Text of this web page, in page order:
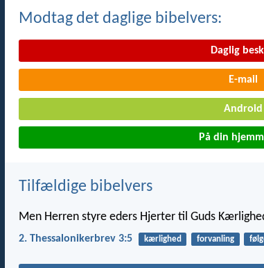
Modtag det daglige bibelvers:
Daglig
E-mail
Android
På din
Tilfældige bibelvers
Men Herren styre eders Hjerter til Guds
2. Thessalonikerbrev 3:5 kærlighed forvanling